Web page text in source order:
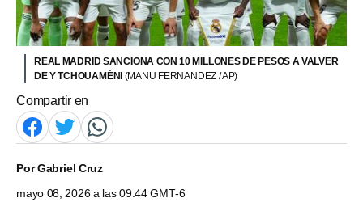
REAL MADRID SANCIONA CON 10 MILLONES DE PESOS A VALVER
DE Y TCHOUAMÉNI (MANU FERNANDEZ / AP)
Compartir en
PorGabriel Cruz
mayo 08, 2026 a las 09:44 GMT-6